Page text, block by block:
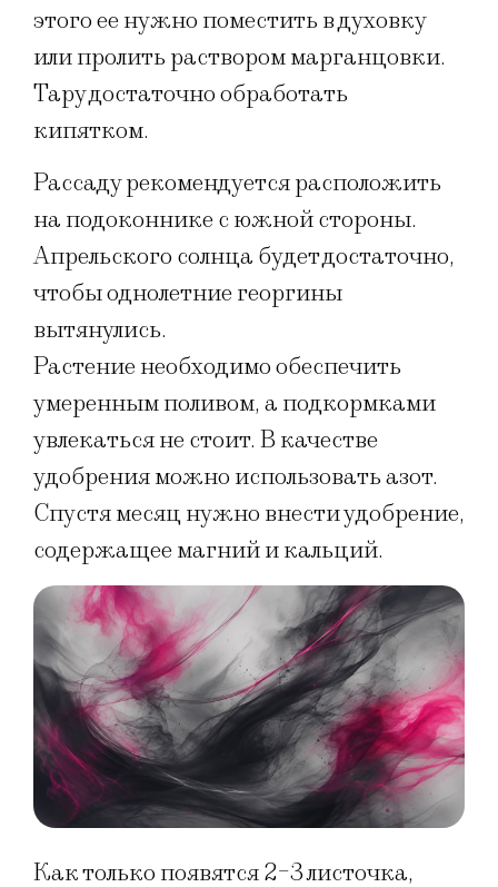
этого ее нужно поместить в духовку
или пролить раствором марганцовки.
Тару достаточно обработать
кипятком.
Рассаду рекомендуется расположить
на подоконнике с южной стороны.
Апрельского солнца будет достаточно,
чтобы однолетние георгины
вытянулись.
Растение необходимо обеспечить
умеренным поливом, а подкормками
увлекаться не стоит. В качестве
удобрения можно использовать азот.
Спустя месяц нужно внести удобрение,
содержащее магний и кальций.
Как только появятся 2-3 листочка,